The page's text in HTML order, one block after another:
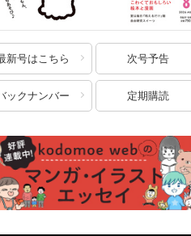
新号はこちら 次号予告
ックナンバー 定期購読